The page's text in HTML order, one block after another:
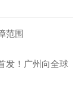
范围
发！广州向全球